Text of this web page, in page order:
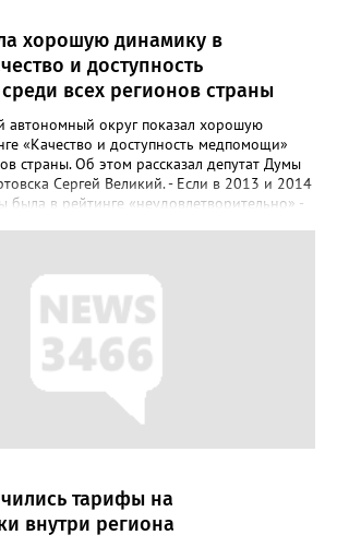
хорошую динамику в
и доступность
всех регионов страны
автономный округ показал хорошую
«Качество и доступность медпомощи»
страны. Об этом рассказал депутат Думы
Сергей Великий. - Если в 2013 и 2014
была в рейтинге «неудовлетворительно» -
тарифы на
внутри региона